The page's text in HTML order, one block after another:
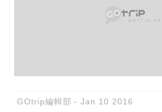
GOtrip編輯部 Jan 10 2016